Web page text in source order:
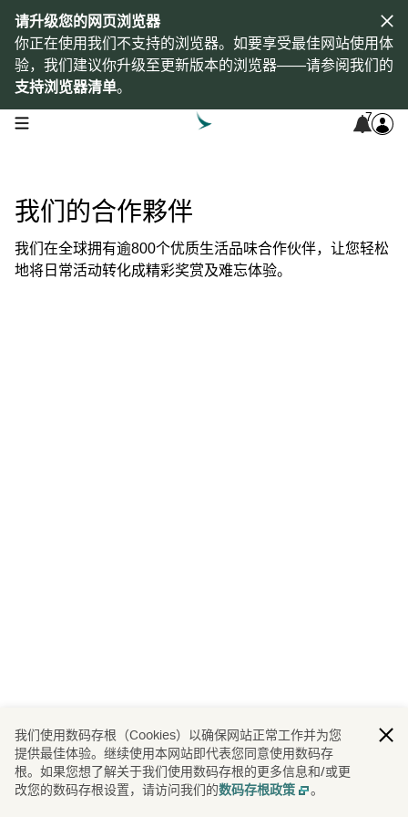
请升级您的网页浏览器
你正在使用我们不支持的浏览器。如要享受最佳网站使用体
验，我们建议你升级至更新版本的浏览器——请参阅我们的
支持浏览器清单。
open navigation menu 7
我们的合作夥伴
我们在全球拥有逾800个优质生活品味合作伙伴，让您轻松
地将日常活动转化成精彩奖赏及难忘体验。
我们使用数码存根（Cookies）以确保网站正常工作并为您
提供最佳体验。继续使用本网站即代表您同意使用数码存
根。如果您想了解关于我们使用数码存根的更多信息和/或更
改您的数码存根设置，请访问我们的数码存根政策 。